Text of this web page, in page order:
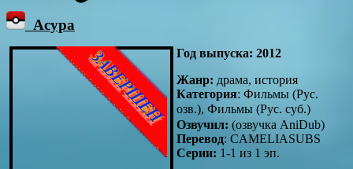
Асура
Год выпуска: 2012
Жанр: драма, история
Категория: Фильмы (Рус.
озв.), Фильмы (Рус. суб.) 
Озвучил: (озвучка AniDub)
Перевод: CAMELIASUBS
Серии: 1-1 из 1 эп.